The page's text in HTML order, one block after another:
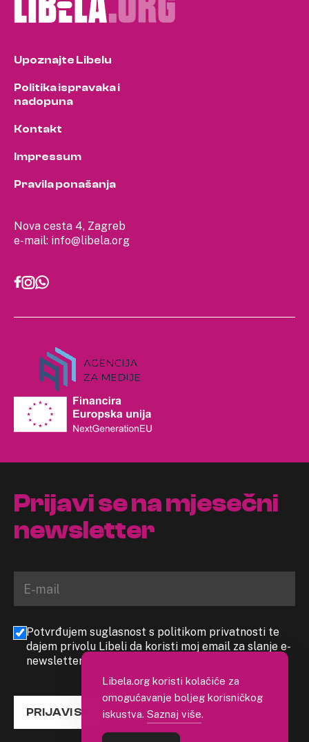
Nova cesta 4, Zagreb
e-mail: info@libela.org
Upoznajte Libelu
Politika ispravaka i
nadopuna
Kontakt
Impressum
Pravila ponašanja
Prijavi se na mjesečni
newsletter
Potvrđujem suglasnost s politikom privatnosti te
dajem privolu Libeli da koristi moj email za slanje e-
newslettera
PRIJAVI SE
Libela.org koristi kolačiće za
omogućavanje boljeg korisničkog
iskustva. Saznaj više.